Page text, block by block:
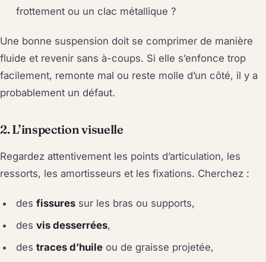
frottement ou un clac métallique ?
Une bonne suspension doit se comprimer de manière
fluide et revenir sans à-coups. Si elle s’enfonce trop
facilement, remonte mal ou reste molle d’un côté, il y a
probablement un défaut.
2. L’inspection visuelle
Regardez attentivement les points d’articulation, les
ressorts, les amortisseurs et les fixations. Cherchez :
desfissures sur les bras ou supports,
desvis desserrées,
destraces d’huile ou de graisse projetée,